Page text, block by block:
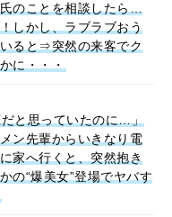
のことを相談したら…
しかし、ラブラブおう
ると⇒突然の来客でク
に・・・
と思っていたのに…」
ン先輩からいきなり電
家へ行くと、突然抱き
の“爆美女”登場でヤバす